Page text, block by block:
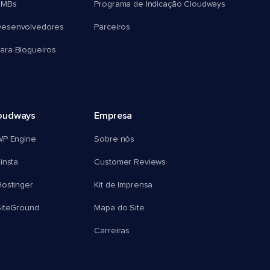
Blogueiros
Programa de Indicação Cloudways
Parceiros
Engine
Empresa
Sobre nós
Customer Reviews
Kit de Imprensa
Mapa do Site
Carreiras